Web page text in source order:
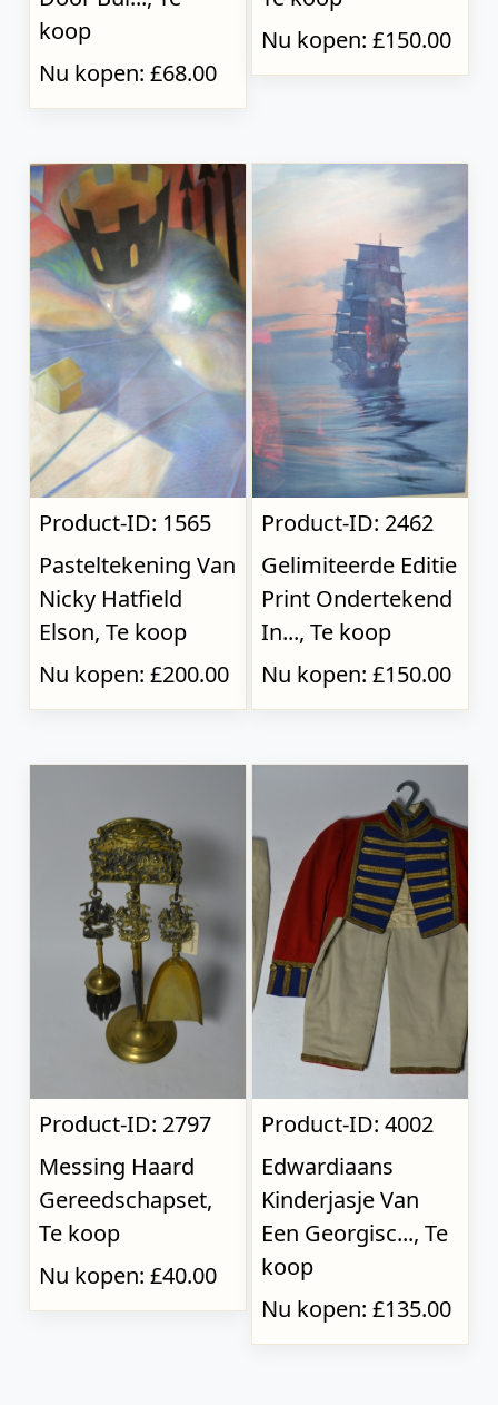
koop
Nu kopen: £68.00
Nu kopen: £150.00
Product-ID: 1565
Pasteltekening Van
Nicky Hatfield
Elson, Te koop
Nu kopen: £200.00
Product-ID: 2462
Gelimiteerde Editie
Print Ondertekend
In..., Te koop
Nu kopen: £150.00
Product-ID: 2797
Messing Haard
Gereedschapset,
Te koop
Nu kopen: £40.00
Product-ID: 4002
Edwardiaans
Kinderjasje Van
Een Georgisc..., Te
koop
Nu kopen: £135.00